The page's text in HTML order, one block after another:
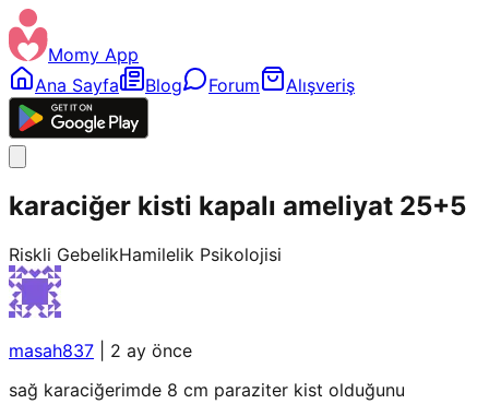
Momy App
Ana Sayfa
Blog Forum Alışveriş
karaciğer kisti kapalı ameliyat 25+5
Riskli GebelikHamilelik Psikolojisi
masah837
2 ay önce
sağ karaciğerimde 8 cm paraziter kist olduğunu